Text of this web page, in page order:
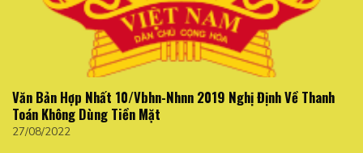
Văn Bản Hợp Nhất 10/Vbhn-Nhnn 2019 Nghị Định Về Thanh
Toán Không Dùng Tiền Mặt
27/08/2022